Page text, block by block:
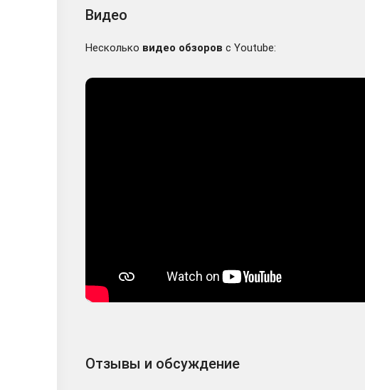
Видео
Несколько видео обзоров с Youtube:
Отзывы и обсуждение